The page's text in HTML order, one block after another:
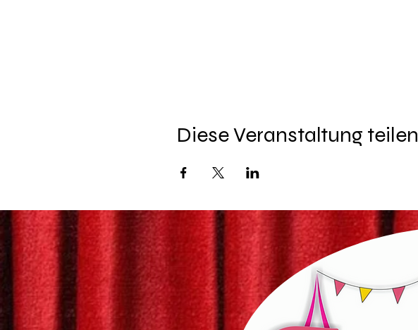
Diese Veranstaltung teilen